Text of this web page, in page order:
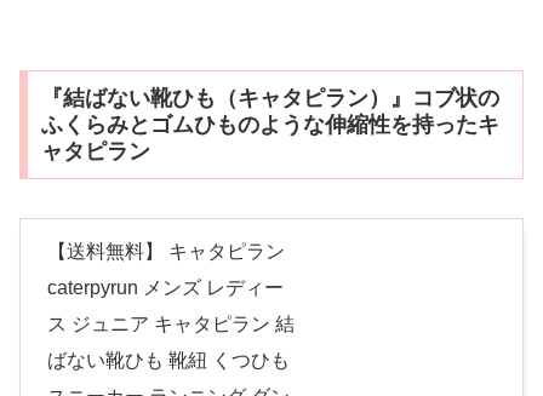
『結ばない靴ひも（キャタピラン）』コブ状の
ふくらみとゴムひものような伸縮性を持ったキ
ャタピラン
【送料無料】 キャタピラン
caterpyrun メンズ レディー
ス ジュニア キャタピラン 結
ばない靴ひも 靴紐 くつひも